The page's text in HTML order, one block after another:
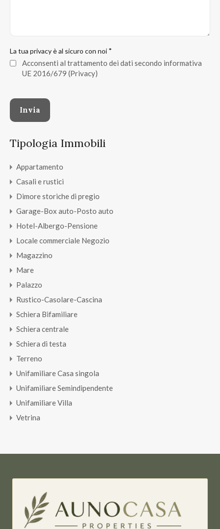
La tua privacy è al sicuro con noi *
Acconsenti al trattamento dei dati secondo informativa
UE 2016/679 (Privacy)
Tipologia Immobili
Appartamento
Casali e rustici
Dimore storiche di pregio
Garage-Box auto-Posto auto
Hotel-Albergo-Pensione
Locale commerciale Negozio
Magazzino
Mare
Palazzo
Rustico-Casolare-Cascina
Schiera Bifamiliare
Schiera centrale
Schiera di testa
Terreno
Unifamiliare Casa singola
Unifamiliare Semindipendente
Unifamiliare Villa
Vetrina